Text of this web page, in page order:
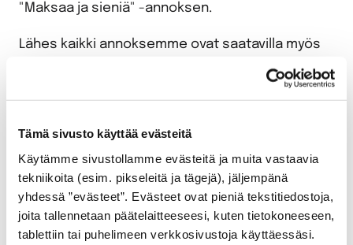
Tämä sivusto käyttää evästeitä
Käytämme sivustollamme evästeitä ja muita vastaavia
tekniikoita (esim. pikseleitä ja tägejä), jäljempänä
yhdessä ”evästeet”. Evästeet ovat pieniä tekstitiedostoja,
joita tallennetaan päätelaitteeseesi, kuten tietokoneeseen,
tablettiin tai puhelimeen verkkosivustoja käyttäessäsi.
"Maksaa ja sieniä" -annoksen.
Lähes kaikki annoksemme ovat saatavilla myös
Katso koko menu täältä
Koko perheen kesäravintola –
lapsille oma menu
Nuotta on erinomainen kohde koko perheelle.